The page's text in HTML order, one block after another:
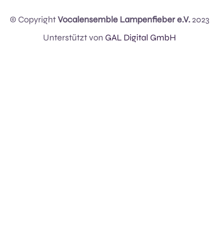
© CopyrightVocalensemble Lampenfieber e.V.2023
Unterstützt von GAL Digital GmbH